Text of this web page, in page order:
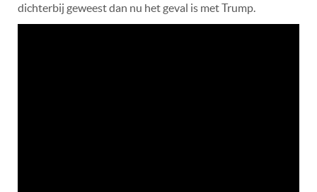
dichterbij geweest dan nu het geval is met Trump.